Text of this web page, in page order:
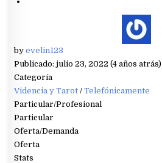
byevelin123
Publicado: julio 23, 2022 (4 años atrás)
Categoría
Videncia y Tarot /Telefónicamente
Particular/Profesional
Particular
Oferta/Demanda
Oferta
Stats